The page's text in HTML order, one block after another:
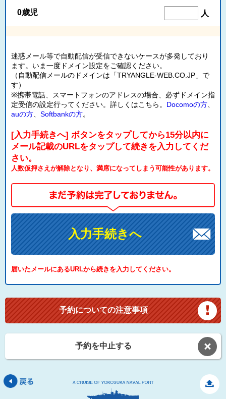
0歳児 人
迷惑メール等で自動配信が受信できないケースが多発しており
ます。いま一度ドメイン設定をご確認ください。
（自動配信メールのドメインは「TRYANGLE-WEB.CO.JP」で
す）
※携帯電話、スマートフォンのアドレスの場合、必ずドメイン指
定受信の設定行ってください。詳しくはこちら。 Docomoの方
auの方
Softbankの方。
[入力手続きへ] ボタンをタップしてから15分以内に
メール記載のURLをタップして続きを入力してくだ
さい。
人数仮押さえが解除となり、満席になってしまう可能性があります。
入力手続きへ
届いたメールにあるURLから続きを入力してください。
予約についての注意事項
予約を中止する